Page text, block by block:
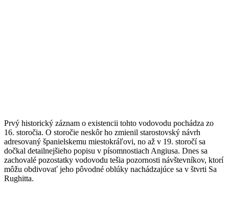
Prvý historický záznam o existencii tohto vodovodu pochádza zo
16. storočia. O storočie neskôr ho zmienil starostovský návrh
adresovaný španielskemu miestokráľovi, no až v 19. storočí sa
dočkal detailnejšieho popisu v písomnostiach Angiusa. Dnes sa
zachovalé pozostatky vodovodu tešia pozornosti návštevníkov, ktorí
môžu obdivovať jeho pôvodné oblúky nachádzajúce sa v štvrti Sa
Rughitta.